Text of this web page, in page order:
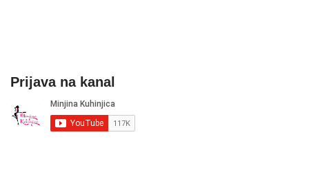
Prijava na kanal